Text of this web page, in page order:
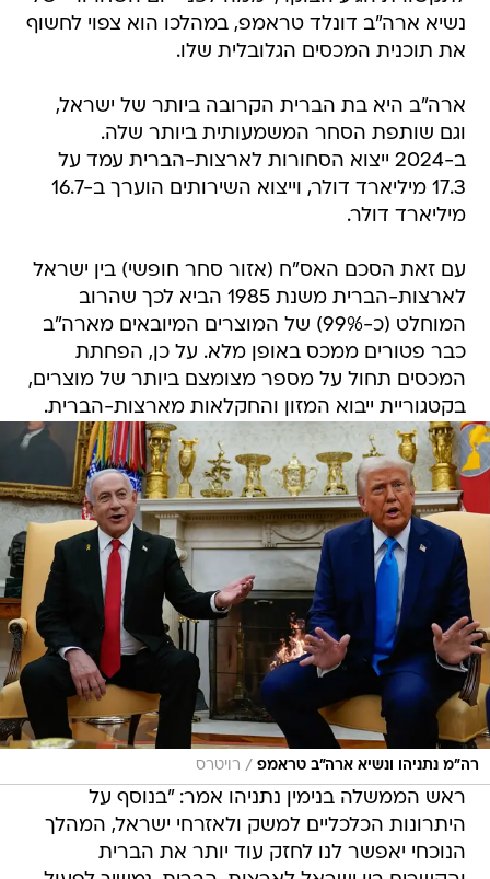
נשיא ארה"ב דונלד טראמפ, במהלכו הוא צפוי לחשוף
את תוכנית המכסים הגלובלית שלו.
ארה"ב היא בת הברית הקרובה ביותר של ישראל,
וגם שותפת הסחר המשמעותית ביותר שלה.
ב-2024 ייצוא הסחורות לארצות-הברית עמד על
17.3 מיליארד דולר, וייצוא השירותים הוערך ב-16.7
מיליארד דולר.
עם זאת הסכם האס"ח (אזור סחר חופשי) בין ישראל
לארצות-הברית משנת 1985 הביא לכך שהרוב
המוחלט (כ-99%) של המוצרים המיובאים מארה"ב
כבר פטורים ממכס באופן מלא. על כן, הפחתת
המכסים תחול על מספר מצומצם ביותר של מוצרים,
בקטגוריית ייבוא המזון והחקלאות מארצות-הברית.
רה"מ נתניהו ונשיא ארה"ב טראמפ / רויטרס
ראש הממשלה בנימין נתניהו אמר: "בנוסף על
היתרונות הכלכליים למשק ולאזרחי ישראל, המהלך
הנוכחי יאפשר לנו לחזק עוד יותר את הברית